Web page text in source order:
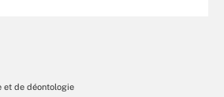
et de déontologie